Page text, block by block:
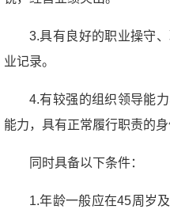
3.具有良好的职业操守
业记录。
4.有较强的组织领导能
能力，具有正常履行职责的身
同时具备以下条件：
1.年龄一般应在45周岁